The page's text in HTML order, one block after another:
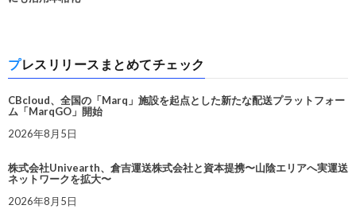
プレスリリースまとめてチェック
CBcloud、全国の「Marq」施設を起点とした新たな配送プラットフォー
ム「MarqGO」開始
2026年8月5日
株式会社Univearth、倉吉運送株式会社と資本提携〜山陰エリアへ実運送
ネットワークを拡大〜
2026年8月5日